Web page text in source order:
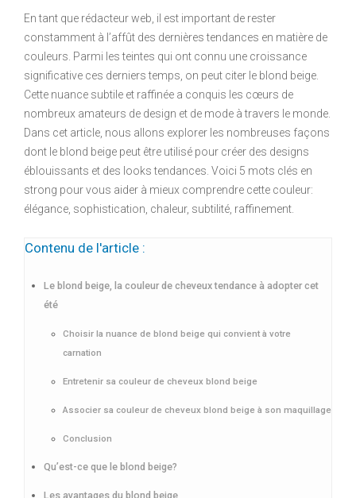
En tant que rédacteur web, il est important de rester
constamment à l’affût des dernières tendances en matière de
couleurs. Parmi les teintes qui ont connu une croissance
significative ces derniers temps, on peut citer le blond beige.
Cette nuance subtile et raffinée a conquis les cœurs de
nombreux amateurs de design et de mode à travers le monde.
Dans cet article, nous allons explorer les nombreuses façons
dont le blond beige peut être utilisé pour créer des designs
éblouissants et des looks tendances. Voici 5 mots clés en
strong pour vous aider à mieux comprendre cette couleur:
élégance, sophistication, chaleur, subtilité, raffinement.
Contenu de l'article :
Le blond beige, la couleur de cheveux tendance à adopter cet
été
Choisir la nuance de blond beige qui convient à votre
carnation
Entretenir sa couleur de cheveux blond beige
Associer sa couleur de cheveux blond beige à son maquillage
Conclusion
Qu’est-ce que le blond beige?
Les avantages du blond beige